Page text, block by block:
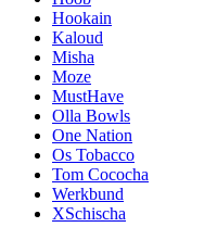
Hookain
Kaloud
Misha
Moze
MustHave
Olla Bowls
One Nation
Os Tobacco
Tom Cococha
Werkbund
XSchischa